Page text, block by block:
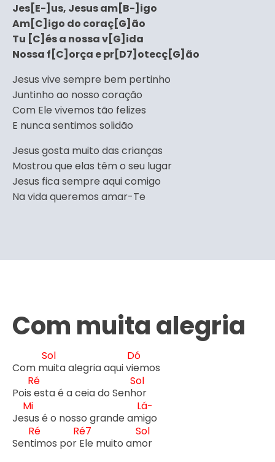
Jes[E-]us, Jesus am[B-]igo
Am[C]igo do coraç[G]ão
Tu [C]és a nossa v[G]ida
Nossa f[C]orça e pr[D7]otecç[G]ão
Jesus vive sempre bem pertinho
Juntinho ao nosso coração
Com Ele vivemos tão felizes
E nunca sentimos solidão
Jesus gosta muito das crianças
Mostrou que elas têm o seu lugar
Jesus fica sempre aqui comigo
Na vida queremos amar-Te
Com muita alegria
Com m
Sol
uita alegria aqui vi
Dó
emos
Pois
Ré
esta é a ceia do Senh
Sol
or
Jes
Mi
us é o nosso grande am
Lá-
igo
Sent
Ré
imos por
Ré7
Ele muito am
Sol
or